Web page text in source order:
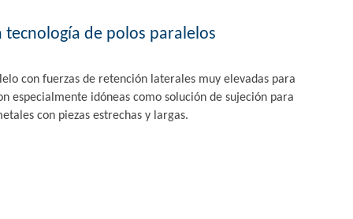
tecnología de polos paralelos
con fuerzas de retención laterales muy elevadas para
especialmente idóneas como solución de sujeción para
con piezas estrechas y largas.